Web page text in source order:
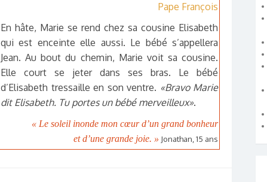
Pape François
En hâte, Marie se rend chez sa cousine Elisabeth
qui est enceinte elle aussi. Le bébé s’appellera
Jean. Au bout du chemin, Marie voit sa cousine.
Elle court se jeter dans ses bras. Le bébé
d’Elisabeth tressaille en son ventre. «Bravo Marie
dit Elisabeth. Tu portes un bébé merveilleux».
« Le soleil inonde mon cœur d’un grand bonheur
et d’une grande joie. » Jonathan, 15 ans